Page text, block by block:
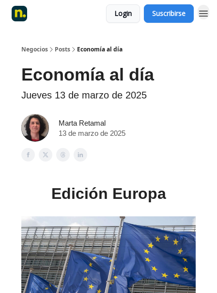
Login Suscribirse
Negocios Posts Economía al día
Economía al día
Jueves 13 de marzo de 2025
Marta Retamal
13 de marzo de 2025
Edición Europa